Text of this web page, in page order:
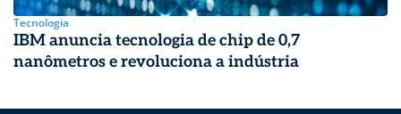
Tecnologia
IBM anuncia tecnologia de chip de 0,7
nanômetros e revoluciona a indústria